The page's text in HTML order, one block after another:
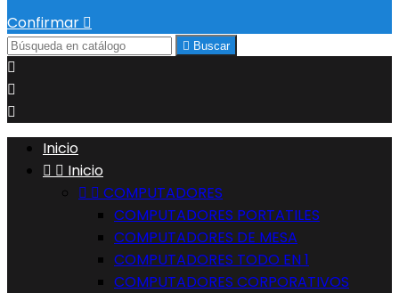
Confirmar 
 Buscar



Inicio
  Inicio
  COMPUTADORES
COMPUTADORES PORTATILES
COMPUTADORES DE MESA
COMPUTADORES TODO EN 1
COMPUTADORES CORPORATIVOS